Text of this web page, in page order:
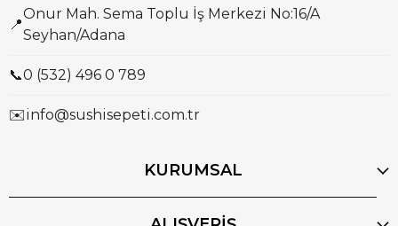
📍
Onur Mah. Sema Toplu İş Merkezi No:16/A
Seyhan/Adana
📞0 (532) 496 0 789
✉️info@sushisepeti.com.tr
KURUMSAL